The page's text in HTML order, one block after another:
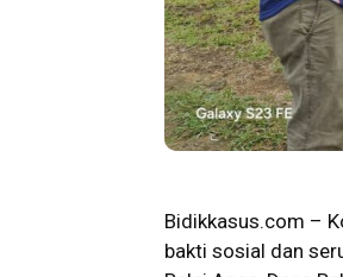
Bidikkasus.com –
bakti sosial dan